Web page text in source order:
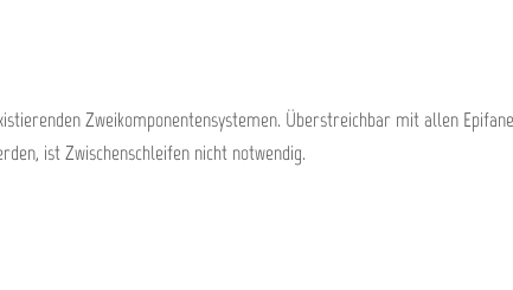
Zweikomponentensystemen. Überstreichbar mit allen
ist Zwischenschleifen nicht notwendig.